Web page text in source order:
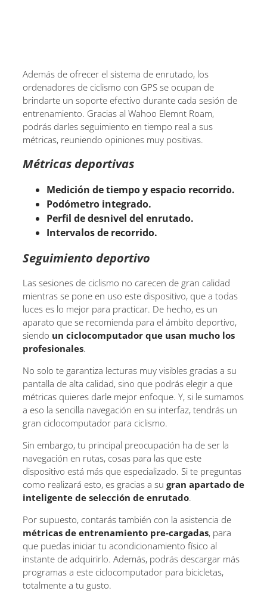
Además de ofrecer el sistema de enrutado, los
ordenadores de ciclismo con GPS se ocupan de
brindarte un soporte efectivo durante cada sesión de
entrenamiento. Gracias al Wahoo Elemnt Roam,
podrás darles seguimiento en tiempo real a sus
métricas, reuniendo opiniones muy positivas.
Métricas deportivas
Medición de tiempo y espacio recorrido.
Podómetro integrado.
Perfil de desnivel del enrutado.
Intervalos de recorrido.
Seguimiento deportivo
Las sesiones de ciclismo no carecen de gran calidad
mientras se pone en uso este dispositivo, que a todas
luces es lo mejor para practicar. De hecho, es un
aparato que se recomienda para el ámbito deportivo,
siendo un ciclocomputador que usan mucho los
profesionales.
No solo te garantiza lecturas muy visibles gracias a su
pantalla de alta calidad, sino que podrás elegir a que
métricas quieres darle mejor enfoque. Y, si le sumamos
a eso la sencilla navegación en su interfaz, tendrás un
gran ciclocomputador para ciclismo.
Sin embargo, tu principal preocupación ha de ser la
navegación en rutas, cosas para las que este
dispositivo está más que especializado. Si te preguntas
como realizará esto, es gracias a su gran apartado de
inteligente de selección de enrutado.
Por supuesto, contarás también con la asistencia de
métricas de entrenamiento pre-cargadas, para
que puedas iniciar tu acondicionamiento físico al
instante de adquirirlo. Además, podrás descargar más
programas a este ciclocomputador para bicicletas,
totalmente a tu gusto.